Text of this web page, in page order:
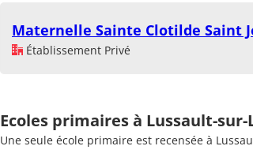
Maternelle Sainte Clotilde Saint
Établissement Privé
Ecoles primaires à Lussault-
Une seule école primaire est recensée à